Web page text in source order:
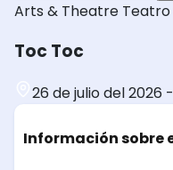
Arts & Theatre Teatro
Toc Toc
26 de julio del 2026 -
Información sobre